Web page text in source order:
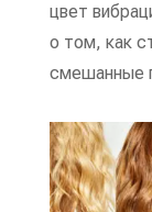
цвет
о том, как
смешанные